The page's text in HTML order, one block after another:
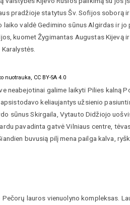
pradžioje statytus Šv. Sofijos soborą
valdė Gedimino sūnus Algirdas ir
kuomet Žygimantas Augustas Kijevą
nuotrauka, CC BY-SA 4.0
neabejotinai galime laikyti Pilies kalną
keliaujantys užsienio
sūnus Skirgaila, Vytauto Didžiojo
pavadinta gatvė Vilniaus centre,
buvusią pilį mena pailga kalva,
lauros vienuolyno kompleksas.